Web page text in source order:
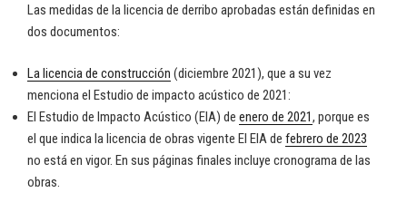
Las medidas de la licencia de derribo aprobadas están definidas en
dos documentos:
La licencia de construcción (diciembre 2021), que a su vez
menciona el Estudio de impacto acústico de 2021:
El Estudio de Impacto Acústico (EIA) de enero de 2021, porque es
el que indica la licencia de obras vigente El EIA de febrero de 2023
no está en vigor. En sus páginas finales incluye cronograma de las
obras.